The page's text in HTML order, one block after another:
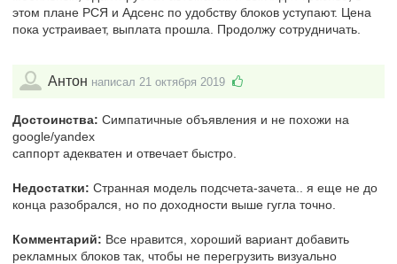
этом плане РСЯ и Адсенс по удобству блоков уступают. Цена
пока устраивает, выплата прошла. Продолжу сотрудничать.
Антон написал 21 октября 2019
Достоинства: Симпатичные объявления и не похожи на
google/yandex
саппорт адекватен и отвечает быстро.
Недостатки: Странная модель подсчета-зачета.. я еще не до
конца разобрался, но по доходности выше гугла точно.
Комментарий: Все нравится, хороший вариант добавить
рекламных блоков так, чтобы не перегрузить визуально